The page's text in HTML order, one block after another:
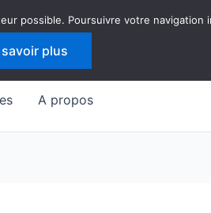
A propos
possible. Poursuivre votre navigation
savoir plus